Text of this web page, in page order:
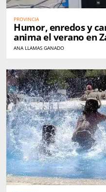
PROVINCIA
Humor, enredos y
anima el verano en
ANA LLAMAS GANADO